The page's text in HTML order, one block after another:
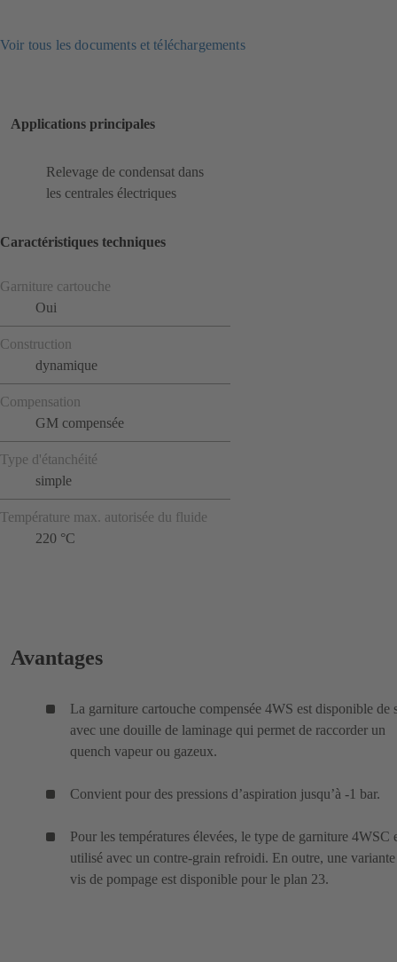
Voir tous les documents et téléchargements
Applications principales
Relevage de condensat dans
les centrales électriques
Caractéristiques techniques
Garniture cartouche
Oui
Construction
dynamique
Compensation
GM compensée
Type d'étanchéité
simple
Température max. autorisée du fluide
220 °C
Avantages
La garniture cartouche compensée 4WS est disponible de
avec une douille de laminage qui permet de raccorder un
quench vapeur ou gazeux.
Convient pour des pressions d’aspiration jusqu’à -1 bar.
Pour les températures élevées, le type de garniture 4WSC
utilisé avec un contre-grain refroidi. En outre, une
vis de pompage est disponible pour le plan 23.